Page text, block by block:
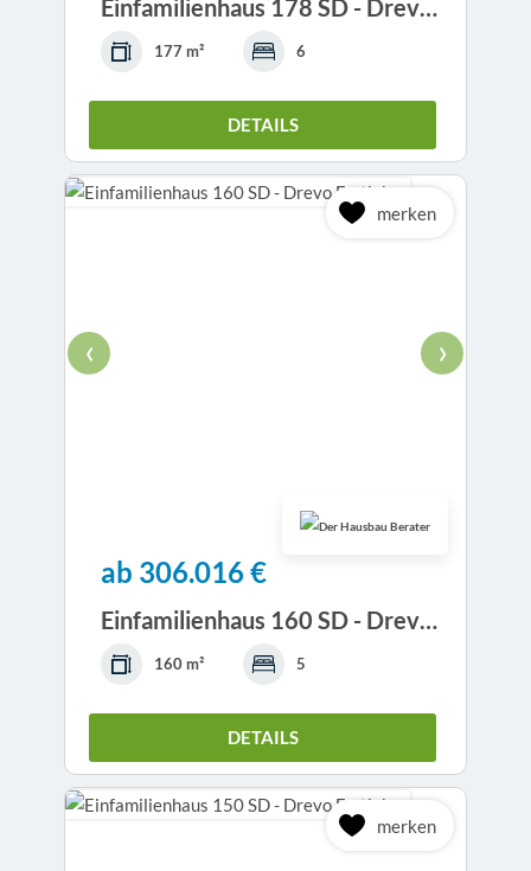
Einfamilienhaus 178 SD - Drevo Fertigbau
177 m² 6
DETAILS
merken
‹ ›
ab 306.016 €
Einfamilienhaus 160 SD - Drevo Fertigbau
160 m² 5
DETAILS
merken